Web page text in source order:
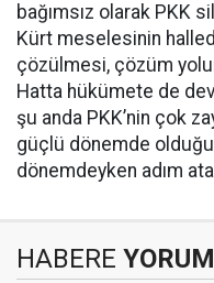
bağımsız olarak PKK
Kürt meselesinin
çözülmesi, çözüm
Hatta hükümete de
şu anda PKK’nin çok
güçlü dönemde
dönemdeyken adım
HABERE